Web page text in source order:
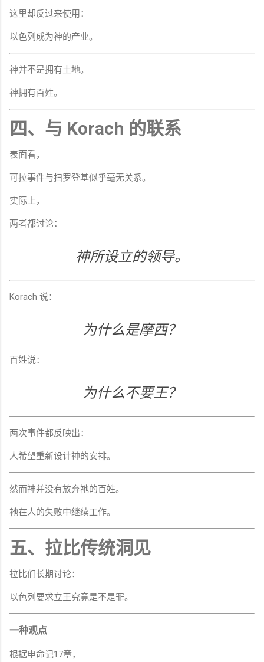
这里却反过来使用：
以色列成为神的产业。
神并不是拥有土地。
神拥有百姓。
四、与 Korach 的联系
表面看，
可拉事件与扫罗登基似乎毫无关系。
实际上，
两者都讨论：
神所设立的领导。
Korach 说：
为什么是摩西？
百姓说：
为什么不要王？
两次事件都反映出：
人希望重新设计神的安排。
然而神并没有放弃祂的百姓。
祂在人的失败中继续工作。
五、拉比传统洞见
拉比们长期讨论：
以色列要求立王究竟是不是罪。
一种观点
根据申命记17章，